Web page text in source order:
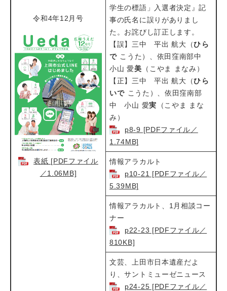
令和4年12月号
表紙 [PDFファイル
／1.06MB]
学生の標語」入選者決定』記
事の氏名に誤りがありまし
た。お詫びし訂正します。
【誤】三中 平出 航大（ひら
で こうた）、依田窪南部中
小山 愛美 （こやま まなみ）
【正】三中 平出 航大（ひら
いで こうた）、依田窪南部
中 小山 愛実
（こやま まな
み）​
p8-9 [PDFファイル／
1.74MB]
情報アラカルト
p10-21 [PDFファイル／
5.39MB]
情報アラカルト、1月相談コー
ナー​
p22-23 [PDFファイル／
810KB]
文芸、上田市日本遺産だよ
り、サントミューゼニュース​
p24-25 [PDFファイル／